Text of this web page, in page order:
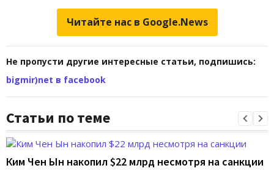
Читайте нас в Google.News
Не пропусти другие интересные статьи, подпишись:
bigmir)net в facebook
Статьи по теме
Ким Чен Ын накопил $22 млрд несмотря на санкции